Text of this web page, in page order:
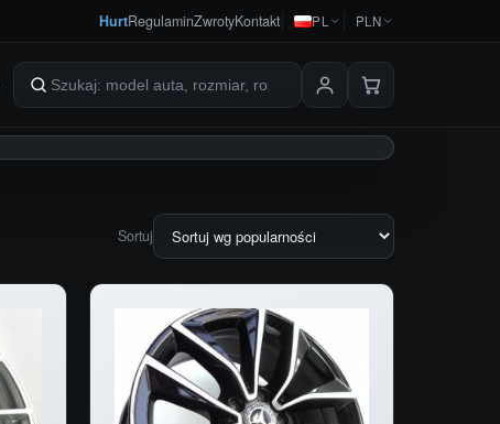
HurtRegulaminZwrotyKontakt PL PLN
Szukaj produktów
Sortuj